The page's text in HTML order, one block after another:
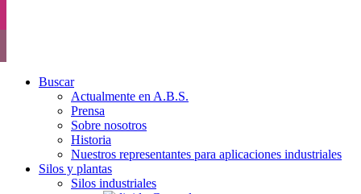
Buscar
Actualmente en A.B.S.
Prensa
Sobre nosotros
Historia
Nuestros representantes para aplicaciones industriales
Silos y plantas
Silos industriales